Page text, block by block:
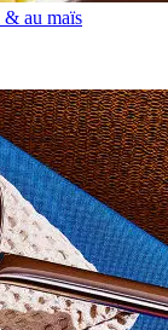
& au maïs